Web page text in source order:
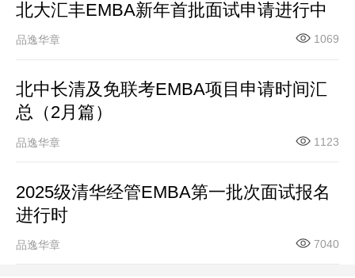
北大汇丰EMBA新年首批面试申请进行中
品逸华章 1069
北中长清及免联考EMBA项目申请时间汇
总（2月篇）
品逸华章 1123
2025级清华经管EMBA第一批次面试报名
进行时
品逸华章 7040